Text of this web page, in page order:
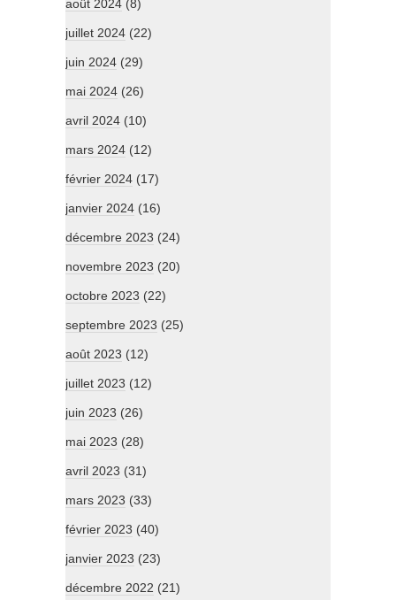
août 2024 (8)
juillet 2024 (22)
juin 2024 (29)
mai 2024 (26)
avril 2024 (10)
mars 2024 (12)
février 2024 (17)
janvier 2024 (16)
décembre 2023 (24)
novembre 2023 (20)
octobre 2023 (22)
septembre 2023 (25)
août 2023 (12)
juillet 2023 (12)
juin 2023 (26)
mai 2023 (28)
avril 2023 (31)
mars 2023 (33)
février 2023 (40)
janvier 2023 (23)
décembre 2022 (21)